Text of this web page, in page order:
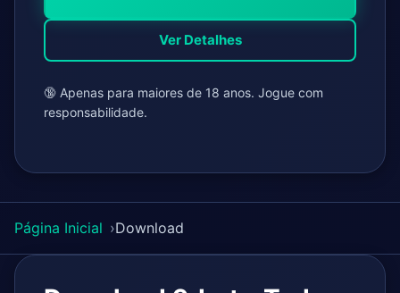
Ver Detalhes
🔞 Apenas para maiores de 18 anos. Jogue com
responsabilidade.
Página Inicial Download